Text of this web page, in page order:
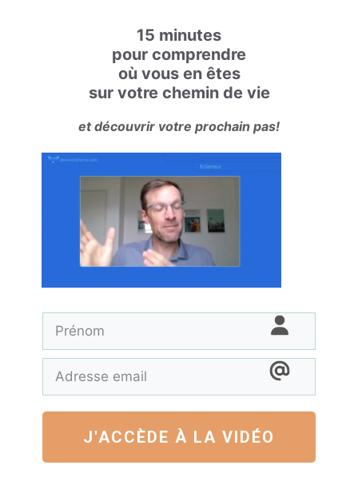
15 minutes
pour comprendre
où vous en êtes
sur votre chemin de vie
et découvrir votre prochain pas!
J'ACCÈDE À LA VIDÉO